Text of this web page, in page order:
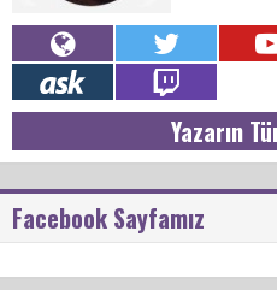
Yazarın
Facebook Sayfamız